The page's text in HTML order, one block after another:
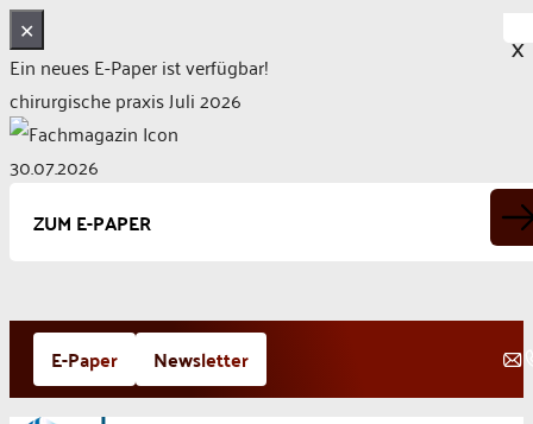
✕
Ein neues E-Paper ist verfügbar!
chirurgische praxis Juli 2026
30.07.2026
ZUM E-PAPER
Zum
Inhalt
springen
E-Paper Newsletter
X